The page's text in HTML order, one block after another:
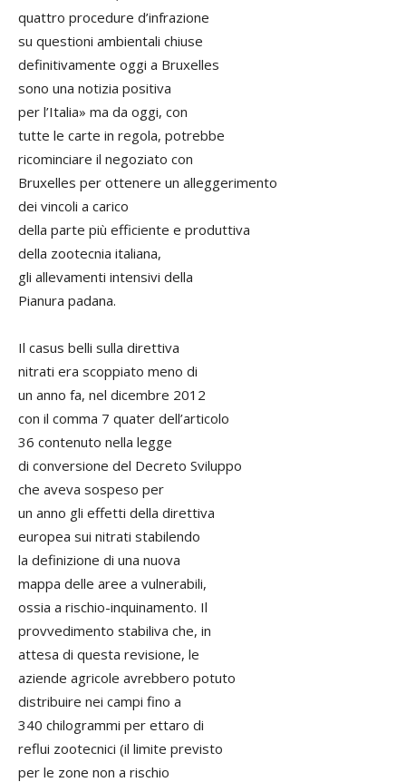
quattro procedure d’infrazione
su questioni ambientali chiuse
definitivamente oggi a Bruxelles
sono una notizia positiva
per l’Italia» ma da oggi, con
tutte le carte in regola, potrebbe
ricominciare il negoziato con
Bruxelles per ottenere un alleggerimento
dei vincoli a carico
della parte più efficiente e produttiva
della zootecnia italiana,
gli allevamenti intensivi della
Pianura padana.
Il casus belli sulla direttiva
nitrati era scoppiato meno di
un anno fa, nel dicembre 2012
con il comma 7 quater dell’articolo
36 contenuto nella legge
di conversione del Decreto Sviluppo
che aveva sospeso per
un anno gli effetti della direttiva
europea sui nitrati stabilendo
la definizione di una nuova
mappa delle aree a vulnerabili,
ossia a rischio-inquinamento. Il
provvedimento stabiliva che, in
attesa di questa revisione, le
aziende agricole avrebbero potuto
distribuire nei campi fino a
340 chilogrammi per ettaro di
reflui zootecnici (il limite previsto
per le zone non a rischio